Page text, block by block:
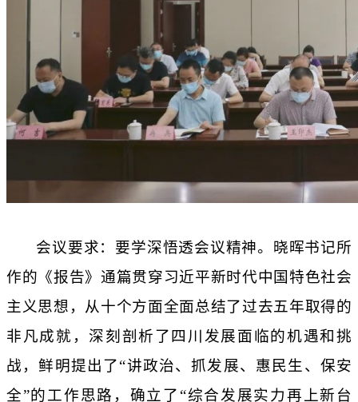
会议要求： 要学深悟透会议精神。晓晖书记所
作的《报告》通篇贯穿习近平新时代中国特色社会
主义思想，从十个方面全面总结了过去五年取得的
非凡成就，深刻剖析了四川发展面临的机遇和挑
战，鲜明提出了“讲政治、抓发展、惠民生、保安
全”的工作思路，确立了“综合发展实力再上新台